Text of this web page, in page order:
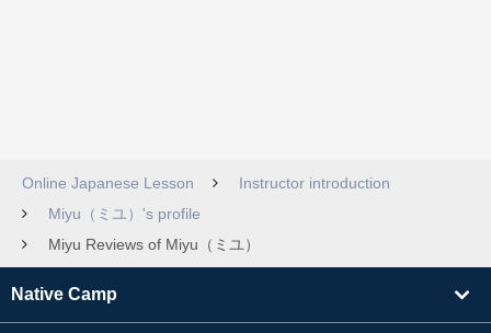
Online Japanese Lesson
Instructor introduction
Miyu（ミユ）'s profile
Miyu Reviews of Miyu（ミユ）
Native Camp